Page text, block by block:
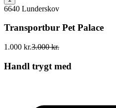
6640 Lunderskov
Transportbur Pet Palace
1.000 kr.3.000 kr.
Handl trygt med